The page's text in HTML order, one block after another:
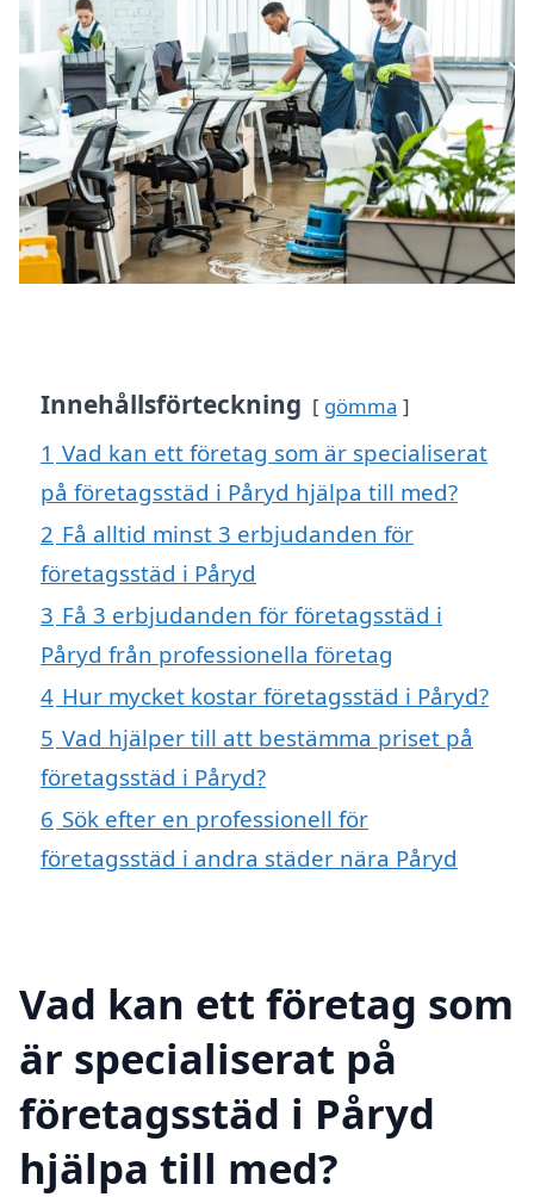
Innehållsförteckning gömma
1 Vad kan ett företag som är specialiserat
på företagsstäd i Påryd hjälpa till med?
2 Få alltid minst 3 erbjudanden för
företagsstäd i Påryd
3 Få 3 erbjudanden för företagsstäd i
Påryd från professionella företag
4 Hur mycket kostar företagsstäd i Påryd?
5 Vad hjälper till att bestämma priset på
företagsstäd i Påryd?
6 Sök efter en professionell för
företagsstäd i andra städer nära Påryd
Vad kan ett företag som
är specialiserat på
företagsstäd i Påryd
hjälpa till med?